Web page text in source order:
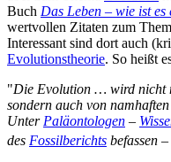
Buch Das Leben – wie ist es
wertvollen Zitaten zum
Interessant sind dort auch
Evolutionstheorie. So heißt
"Die Evolution … wird nicht
sondern auch von
Unter Paläontologen –
des Fossilberichts befassen